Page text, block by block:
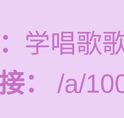
学唱歌
：
/a/